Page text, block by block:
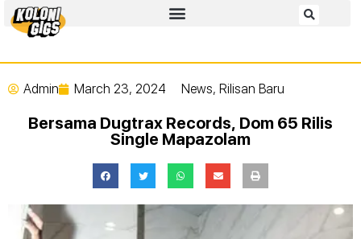
Admin March 23, 2024 News, Rilisan Baru
Bersama Dugtrax Records, Dom 65 Rilis
Single Mapazolam